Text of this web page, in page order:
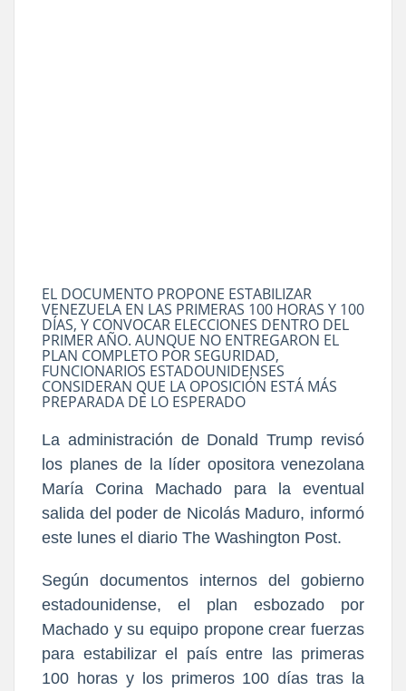
EL DOCUMENTO PROPONE ESTABILIZAR
VENEZUELA EN LAS PRIMERAS 100 HORAS Y 100
DÍAS, Y CONVOCAR ELECCIONES DENTRO DEL
PRIMER AÑO. AUNQUE NO ENTREGARON EL
PLAN COMPLETO POR SEGURIDAD,
FUNCIONARIOS ESTADOUNIDENSES
CONSIDERAN QUE LA OPOSICIÓN ESTÁ MÁS
PREPARADA DE LO ESPERADO
La administración de Donald Trump revisó
los planes de la líder opositora venezolana
María Corina Machado para la eventual
salida del poder de Nicolás Maduro, informó
este lunes el diario The Washington Post.
Según documentos internos del gobierno
estadounidense, el plan esbozado por
Machado y su equipo propone crear fuerzas
para estabilizar el país entre las primeras
100 horas y los primeros 100 días tras la